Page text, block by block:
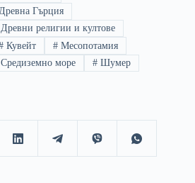
Гърция
религии и култове
Кувейт # Месопотамия
Средиземно море # Шумер